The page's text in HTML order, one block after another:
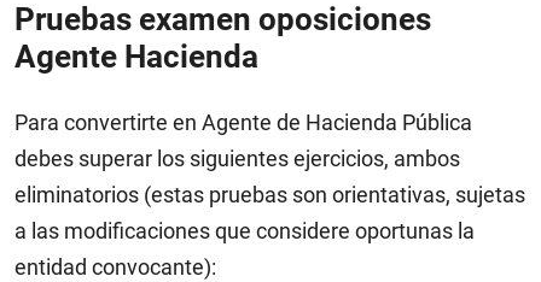
Pruebas examen oposiciones
Agente Hacienda
Para convertirte en Agente de Hacienda Pública
debes superar los siguientes ejercicios, ambos
eliminatorios (estas pruebas son orientativas, sujetas
a las modificaciones que considere oportunas la
entidad convocante):